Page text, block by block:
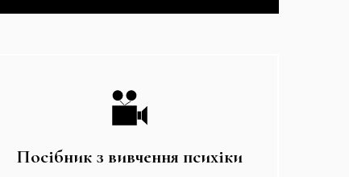
Посібник з вивчення психіки